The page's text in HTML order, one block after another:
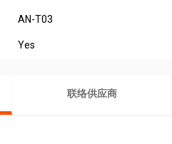
AN-T03
Yes
联络供应商